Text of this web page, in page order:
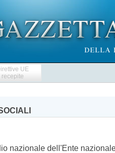
UE
recepite
nazionale dell'Ente